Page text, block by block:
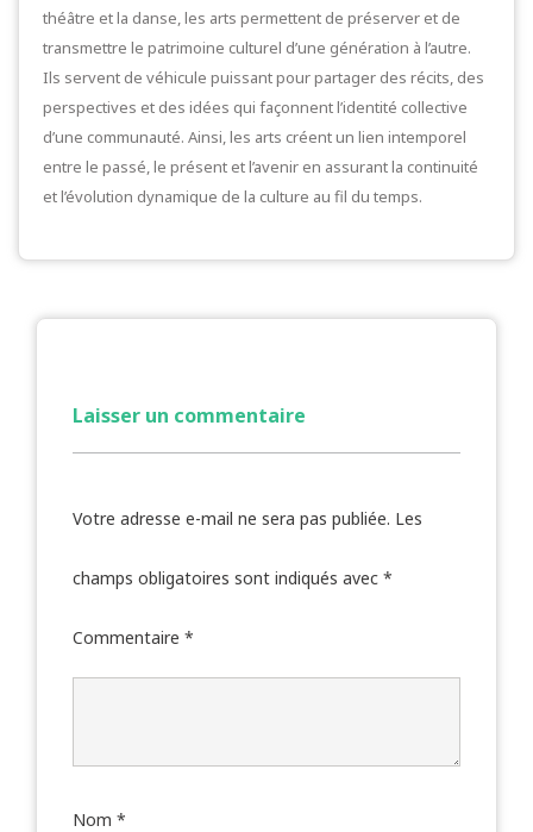
théâtre et la danse, les arts permettent de préserver et de
transmettre le patrimoine culturel d’une génération à l’autre.
Ils servent de véhicule puissant pour partager des récits, des
perspectives et des idées qui façonnent l’identité collective
d’une communauté. Ainsi, les arts créent un lien intemporel
entre le passé, le présent et l’avenir en assurant la continuité
et l’évolution dynamique de la culture au fil du temps.
Laisser un commentaire
Votre adresse e-mail ne sera pas publiée. Les
champs obligatoires sont indiqués avec *
Commentaire *
Nom *